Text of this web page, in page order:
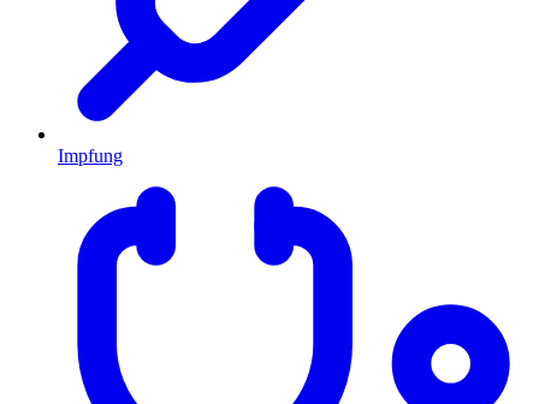
Impfung